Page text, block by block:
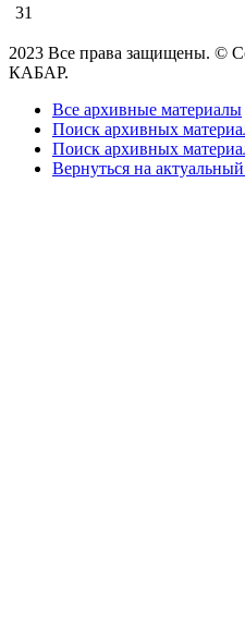
31
2023 Все права защищены. ©
КАБАР.
Все архивные материалы
Поиск архивных
Поиск архивных
Вернуться на